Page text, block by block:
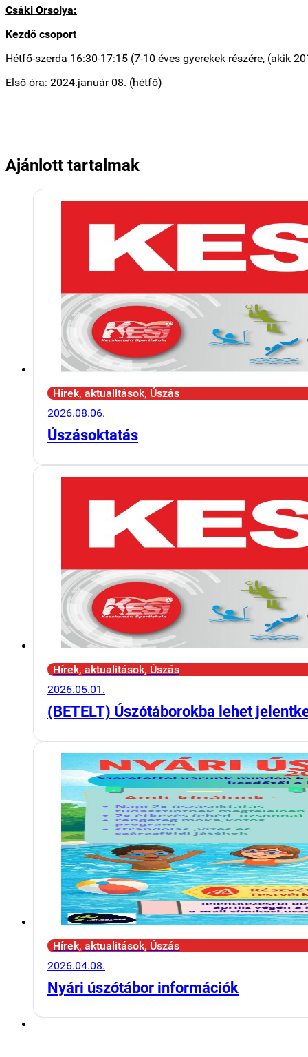
Csáki Orsolya:
Kezdő csoport
Hétfő-szerda 16:30-17:15 (7-10 éves gyerekek részére, (akik
Első óra: 2024.január 08. (hétfő)
Ajánlott tartalmak
Hírek, aktualitások, Úszás
2026.08.06.
Úszásoktatás
Hírek, aktualitások, Úszás
2026.05.01.
(BETELT) Úszótáborokba lehet
Hírek, aktualitások, Úszás
2026.04.08.
Nyári úszótábor információk